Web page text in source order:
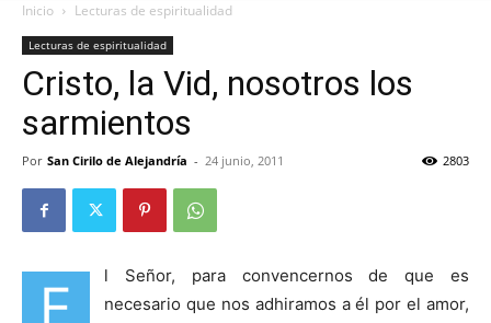
Inicio Lecturas de espiritualidad
Lecturas de espiritualidad
Cristo, la Vid, nosotros los
sarmientos
Por San Cirilo de Alejandría - 24 junio, 2011 2803
E
l Señor, para convencernos de que es
necesario que nos adhiramos a él por el amor,